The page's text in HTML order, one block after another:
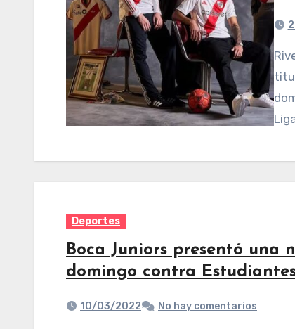
River presentó este miércoles su nueva camiseta
Deportes
Boca Juniors presentó una
domingo contra
10/03/2022 No hay comentarios